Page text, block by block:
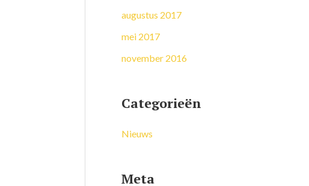
augustus 2017
mei 2017
november 2016
Categorieën
Nieuws
Meta